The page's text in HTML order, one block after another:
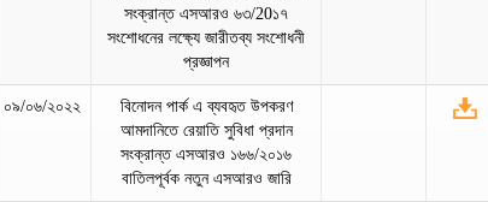
সংক্রান্ত এসআরও ৬৩/20১৭
সংশোধনের লক্ষ্যে জারীতব্য সংশোধনী
প্রজ্ঞাপন
০৯/০৬/২০২২
বিনোদন পার্ক এ ব্যবহৃত উপকরণ
আমদানিতে রেয়াতি সুবিধা প্রদান
সংক্রান্ত এসআরও ১৬৬/২০১৬
বাতিলপূর্বক নতুন এসআরও জারি